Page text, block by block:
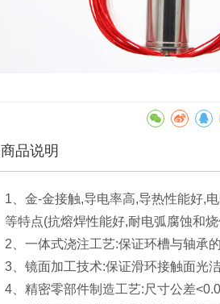
商品说明
1、金-金接触,导电率高,导热性能好,
等特点(抗熔焊性能好,耐电弧腐蚀和烧
2、一体式浇注工艺:保证环槽与轴承
3、镜面加工技术:保证滑环接触面光
4、精密零部件制造工艺:尺寸公差